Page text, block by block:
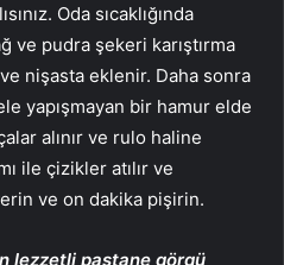
Oda sıcaklığında
ve pudra şekeri karıştırma
nişasta eklenir. Daha sonra
yapışmayan bir hamur elde
alınır ve rulo haline
ile çizikler atılır ve
ve on dakika pişirin.
lezzetli pastane görgü